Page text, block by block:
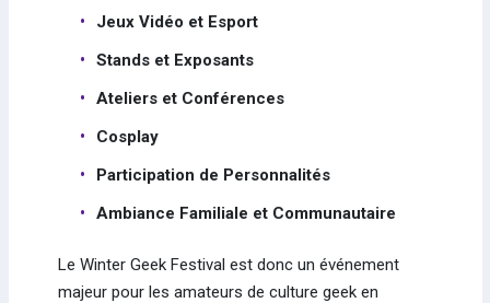
Jeux Vidéo et Esport
Stands et Exposants
Ateliers et Conférences
Cosplay
Participation de Personnalités
Ambiance Familiale et Communautaire
Le Winter Geek Festival est donc un événement
majeur pour les amateurs de culture geek en